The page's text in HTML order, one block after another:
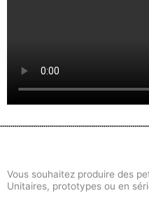
Vous souhaitez produire des
Unitaires, prototypes ou en